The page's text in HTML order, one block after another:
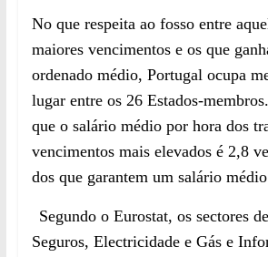
No que respeita ao fosso entre
maiores vencimentos e os que
ordenado médio, Portugal ocupa
lugar entre os 26 Estados-
que o salário médio por hora dos
vencimentos mais elevados é 2,8
dos que garantem um salário
Segundo o Eurostat, os sectores
Seguros, Electricidade e Gás e